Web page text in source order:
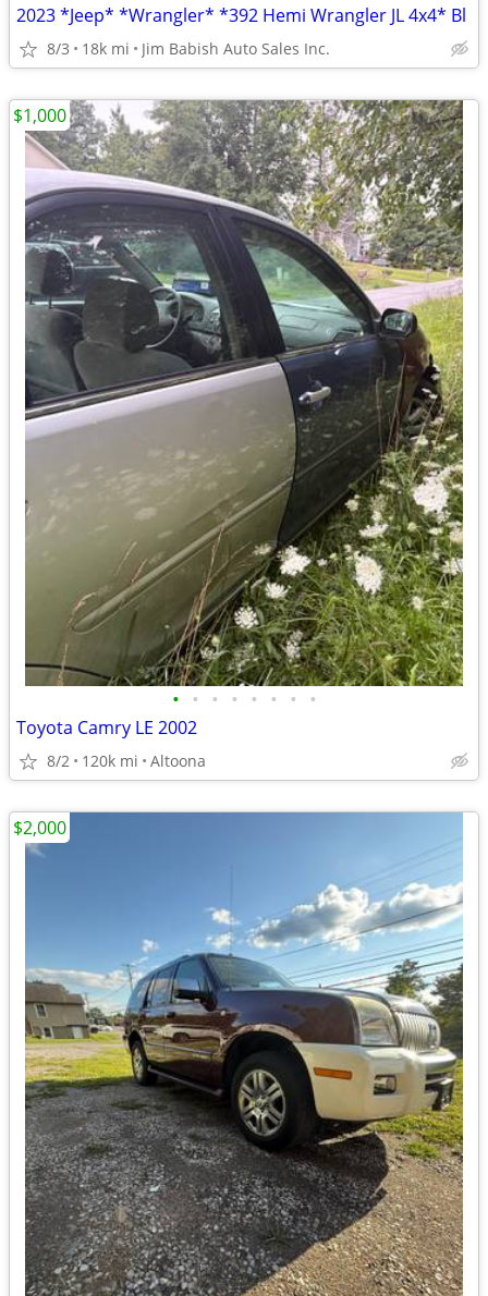
2023 *Jeep* *Wrangler* *392 Hemi Wrangler JL 4x4* Bl
8/3 18k mi Jim Babish Auto Sales Inc.
• • • • • • • •
Toyota Camry LE 2002
8/2 120k mi Altoona
$1,000
$2,000